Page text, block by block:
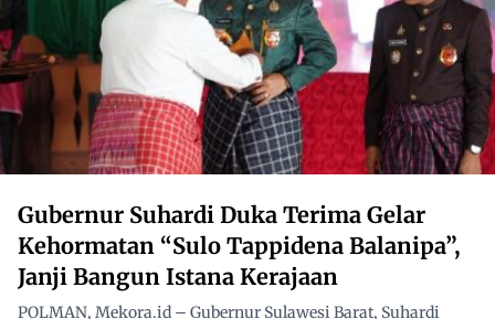
Gubernur Suhardi Duka Terima Gelar
Kehormatan “Sulo Tappidena Balanipa”,
Janji Bangun Istana Kerajaan
POLMAN, Mekora.id – Gubernur Sulawesi Barat, Suhardi